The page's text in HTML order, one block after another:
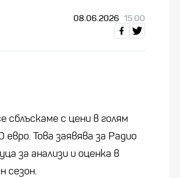
08.06.2026 15:00
с цени в голям
Това заявява за Радио
за анализи и оценка в
сезон.